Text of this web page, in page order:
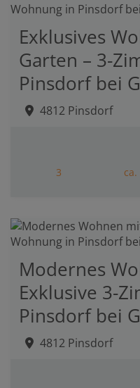
Exklusives
Garten – 3-
Pinsdorf bei
4812 Pinsdorf
3
Modernes
Exklusive 3-
Pinsdorf bei
4812 Pinsdorf